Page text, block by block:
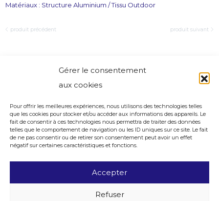
Gérer le consentement
aux cookies
Pour offrir les meilleures expériences, nous utilisons des technologies telles
que les cookies pour stocker et/ou accéder aux informations des appareils. Le
fait de consentir à ces technologies nous permettra de traiter des données
telles que le comportement de navigation ou les ID uniques sur ce site. Le fait
de ne pas consentir ou de retirer son consentement peut avoir un effet
négatif sur certaines caractéristiques et fonctions.
Accepter
Refuser
Matériaux : Structure Aluminium / Tissu Outdoor
produit précédent produit suivant